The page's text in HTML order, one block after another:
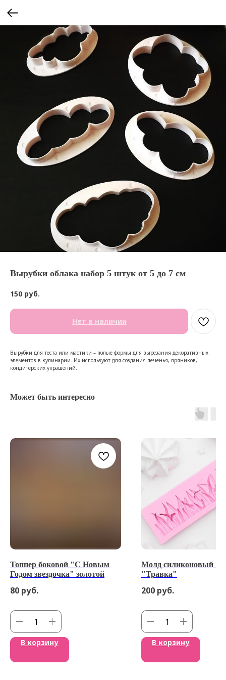
Вырубки облака набор 5 штук от 5 до 7 см
150 руб.
Нет в наличии
Вырубки для теста или мастики – полые формы для вырезания декоративных
элементов в кулинарии. Их используют для создания печенья, пряников,
кондитерских украшений.
Может быть интересно
Топпер боковой "С Новым
Годом звездочка" золотой
80 руб.
В корзину
Молд силиконовый
"Травка"
200 руб.
В корзину